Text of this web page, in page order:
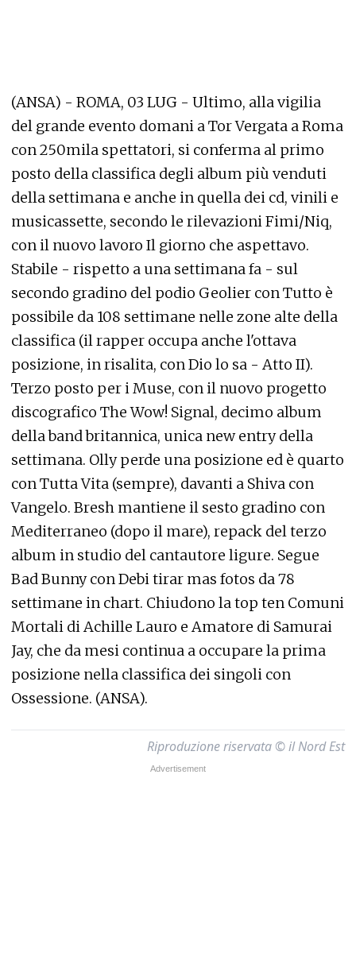
(ANSA) - ROMA, 03 LUG - Ultimo, alla vigilia
del grande evento domani a Tor Vergata a Roma
con 250mila spettatori, si conferma al primo
posto della classifica degli album più venduti
della settimana e anche in quella dei cd, vinili e
musicassette, secondo le rilevazioni Fimi/Niq,
con il nuovo lavoro Il giorno che aspettavo.
Stabile - rispetto a una settimana fa - sul
secondo gradino del podio Geolier con Tutto è
possibile da 108 settimane nelle zone alte della
classifica (il rapper occupa anche l'ottava
posizione, in risalita, con Dio lo sa - Atto II).
Terzo posto per i Muse, con il nuovo progetto
discografico The Wow! Signal, decimo album
della band britannica, unica new entry della
settimana. Olly perde una posizione ed è quarto
con Tutta Vita (sempre), davanti a Shiva con
Vangelo. Bresh mantiene il sesto gradino con
Mediterraneo (dopo il mare), repack del terzo
album in studio del cantautore ligure. Segue
Bad Bunny con Debi tirar mas fotos da 78
settimane in chart. Chiudono la top ten Comuni
Mortali di Achille Lauro e Amatore di Samurai
Jay, che da mesi continua a occupare la prima
posizione nella classifica dei singoli con
Ossessione. (ANSA).
Riproduzione riservata © il Nord Est